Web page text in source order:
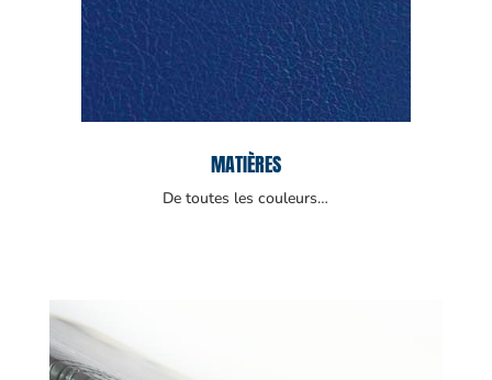
MATIÈRES
De toutes les couleurs…